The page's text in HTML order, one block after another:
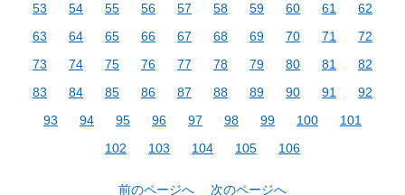
53
54 55 56 57 58 59 60 61
62
63
64 65 66 67 68 69 70 71
72
73
74 75 76 77 78 79 80 81
82
83
84 85 86 87 88 89 90 91
92
93
94 95 96 97 98 99 100
101
102
103 104 105 106
前のページへ 次のページへ